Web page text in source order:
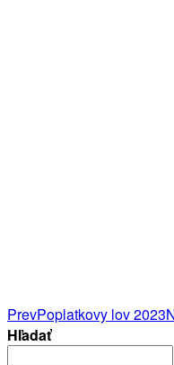
Post
navigation
PrevPoplatkovy lov 2023
Hľadať